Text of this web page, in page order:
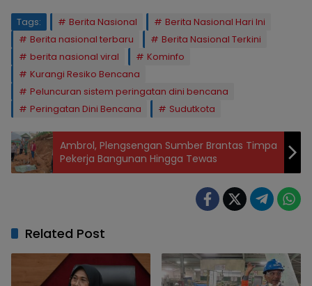
Tags: Berita Nasional
Berita Nasional Hari Ini
Berita nasional terbaru
Berita Nasional Terkini
berita nasional viral
Kominfo
Kurangi Resiko Bencana
Peluncuran sistem peringatan dini bencana
Peringatan Dini Bencana
Sudutkota
Ambrol, Plengsengan Sumber Brantas Timpa
Pekerja Bangunan Hingga Tewas
Related Post